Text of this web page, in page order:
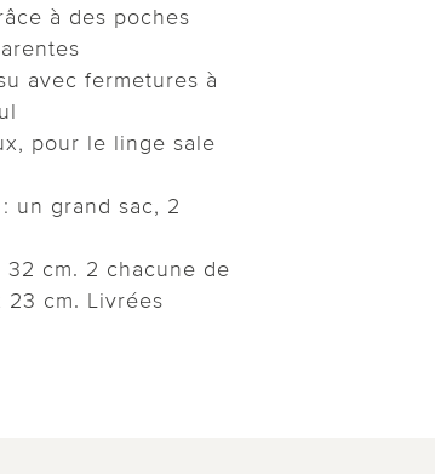
à des poches
avec fermetures à
pour le linge sale
un grand sac, 2
32 cm. 2 chacune de
23 cm. Livrées